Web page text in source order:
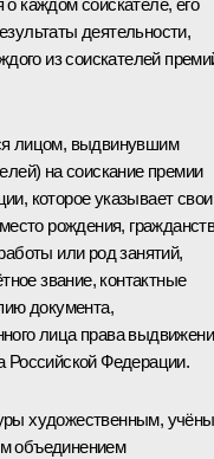
деятельности,
из соискателей
лицом, выдвинувшим
на соискание премии
которое указывает свои
рождения,
или род занятий,
звание, контактные
документа,
лица права
Российской Федерации.
художественным,
объединением